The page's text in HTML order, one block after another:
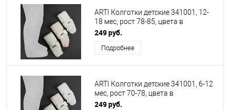
ARTI Колготки детские 341001, 12-
18 мес, рост 78-85, цвета в
ассортименте
249 руб.
Подробнее
ARTI Колготки детские 341001, 6-12
мес, рост 70-78, цвета в
ассортименте
249 руб.